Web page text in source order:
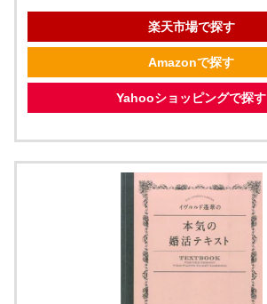
楽天市場で探す
Amazonで探す
Yahooショッピングで探す